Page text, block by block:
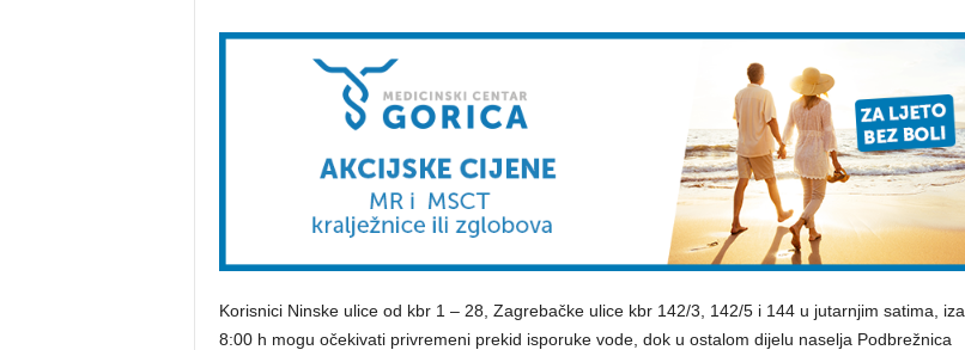
Korisnici Ninske ulice od kbr 1 – 28, Zagrebačke ulice kbr 142/3, 142/5 i 144 u jutarnjim satima, iza
8:00 h mogu očekivati privremeni prekid isporuke vode, dok u ostalom dijelu naselja Podbrežnica